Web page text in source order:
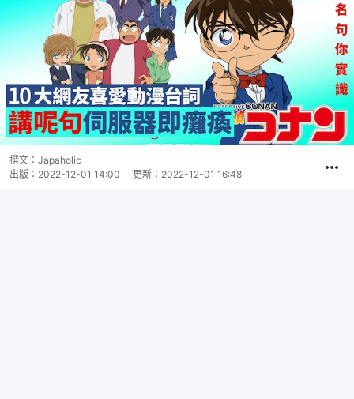
撰文： Japaholic
出版： 2022-12-01 14:00 更新： 2022-12-01 16:48